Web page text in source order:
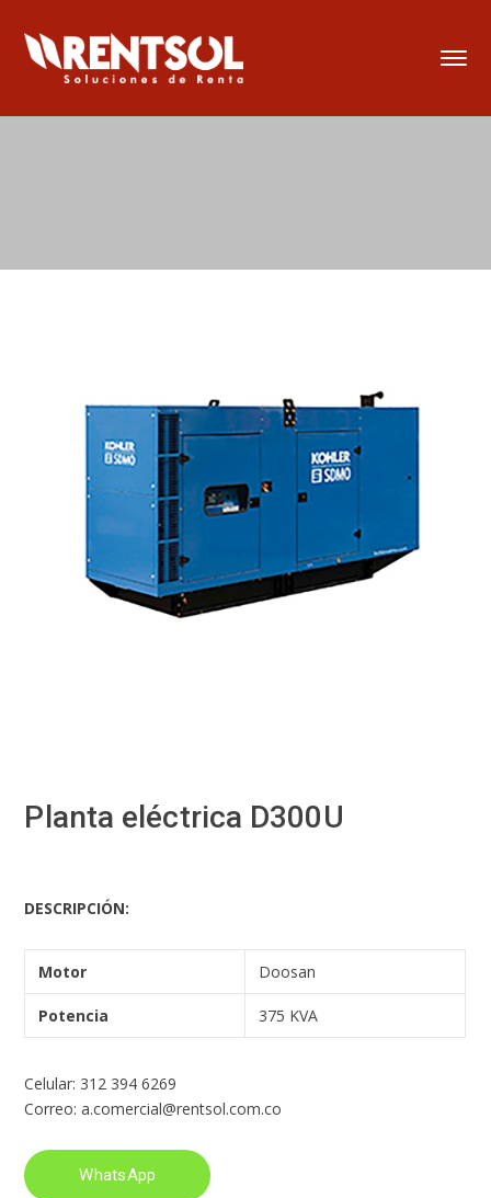
Planta eléctrica D300U
DESCRIPCIÓN:
Motor Doosan
Potencia 375 KVA
Celular: 312 394 6269
Correo: a.comercial@rentsol.com.co
WhatsApp